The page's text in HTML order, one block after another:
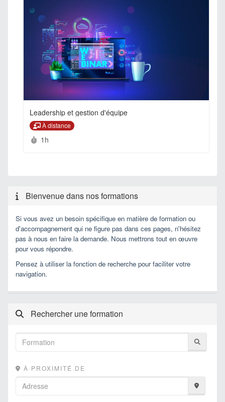
Leadership et gestion d'équipe
À distance
Durée :
1h
Bienvenue dans nos formations
Si vous avez un besoin spécifique en matière de formation ou
d'accompagnement qui ne figure pas dans ces pages, n'hésitez
pas à nous en faire la demande. Nous mettrons tout en œuvre
pour vous répondre.
Pensez à utiliser la fonction de recherche pour faciliter votre
navigation.
Rechercher une formation
À PROXIMITÉ DE